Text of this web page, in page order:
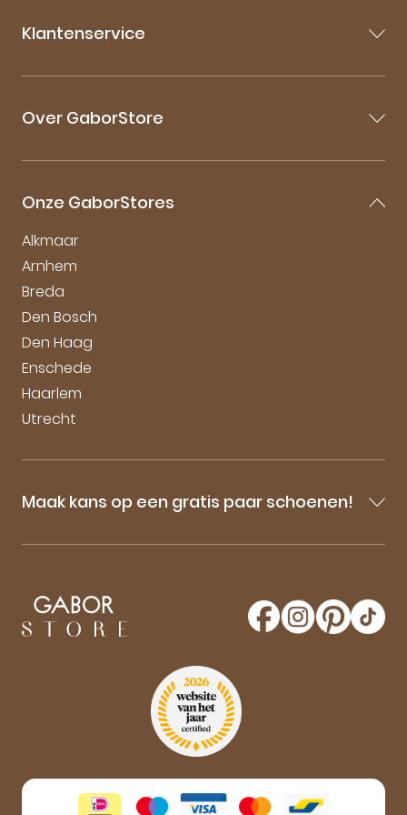
Onze GaborStores
Alkmaar
Arnhem
Breda
Den Bosch
Den Haag
Enschede
Haarlem
Utrecht
Klantenservice
Contact
Bestellen & Bezorgen
Mijn account
Over GaborStore
Over Gabor
Onderhoudstips
Vacatures
Maak kans op een gratis paar schoenen!
Blijf op de hoogte van onze sale-aankondigingen,
maak kans op een gratis paar Gabor schoenen!
Aanmelden